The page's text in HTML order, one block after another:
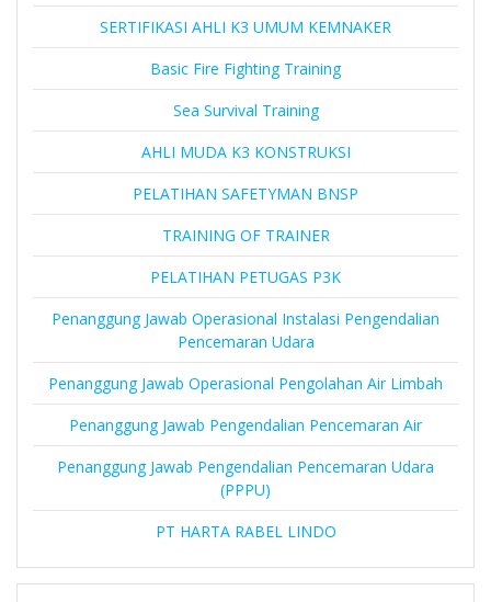
SERTIFIKASI AHLI K3 UMUM KEMNAKER
Basic Fire Fighting Training
Sea Survival Training
AHLI MUDA K3 KONSTRUKSI
PELATIHAN SAFETYMAN BNSP
TRAINING OF TRAINER
PELATIHAN PETUGAS P3K
Penanggung Jawab Operasional Instalasi Pengendalian
Pencemaran Udara
Penanggung Jawab Operasional Pengolahan Air Limbah
Penanggung Jawab Pengendalian Pencemaran Air
Penanggung Jawab Pengendalian Pencemaran Udara
(PPPU)
PT HARTA RABEL LINDO